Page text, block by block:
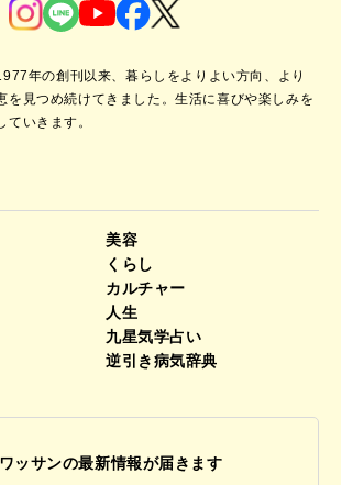
年の創刊以来、暮らしをよりよい方向、より
を見つめ続けてきました。生活に喜びや楽しみを
ていきます。
美容
くらし
カルチャー
人生
九星気学占い
逆引き病気辞典
ッサンの最新情報が届きます